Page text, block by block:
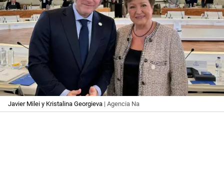
Javier Milei y Kristalina Georgieva | Agencia Na